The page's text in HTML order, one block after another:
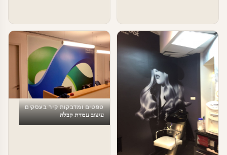
טפטים ומדבקות קיר בעסקים
עיצוב עמדת קבלה